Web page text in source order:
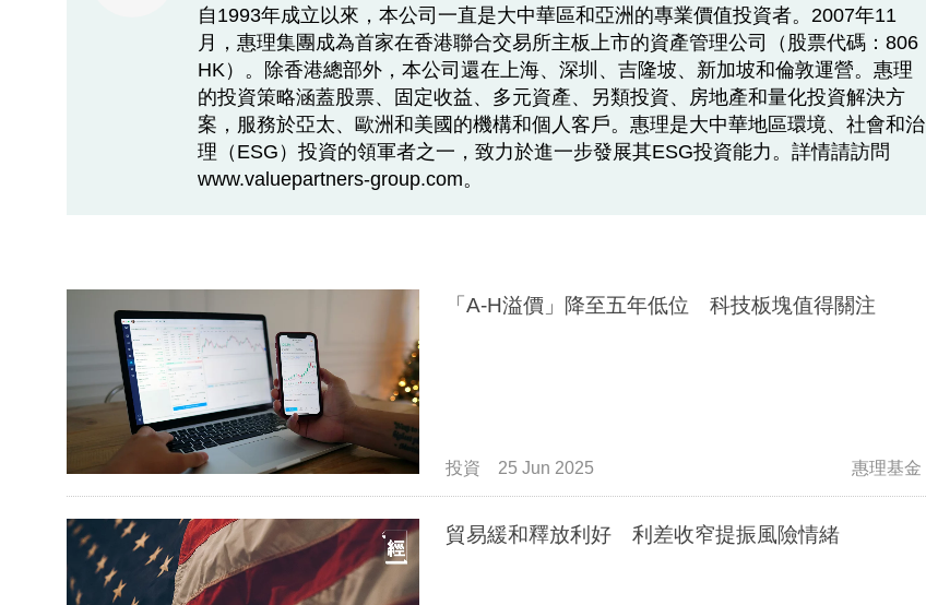
自1993年成立以來，本公司一直是大中華區和亞洲的專業價值投資者。2007年11
月，惠理集團成為首家在香港聯合交易所主板上市的資產管理公司（股票代碼：806
HK）。除香港總部外，本公司還在上海、深圳、吉隆坡、新加坡和倫敦運營。惠理
的投資策略涵蓋股票、固定收益、多元資產、另類投資、房地產和量化投資解決方
案，服務於亞太、歐洲和美國的機構和個人客戶。惠理是大中華地區環境、社會和治
理（ESG）投資的領軍者之一，致力於進一步發展其ESG投資能力。詳情請訪問
www.valuepartners-group.com。
「A-H溢價」降至五年低位 科技板塊值得關注
投資 25 Jun 2025 惠理基金
貿易緩和釋放利好 利差收窄提振風險情緒